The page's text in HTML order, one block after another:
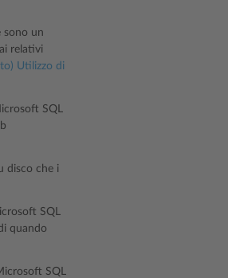
sono un
relativi
Utilizzo di
SQL
disco che i
SQL
quando
SQL